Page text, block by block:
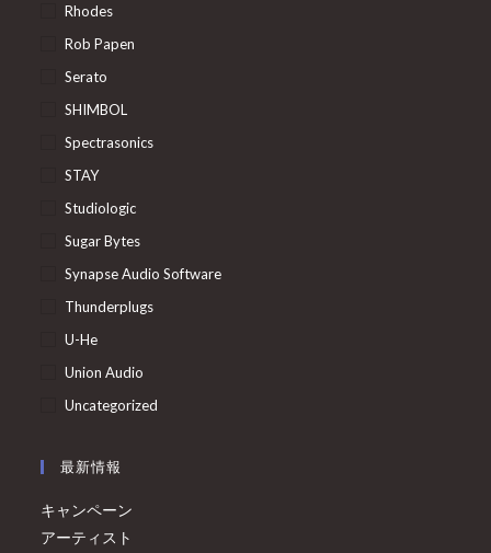
Rhodes
Rob Papen
Serato
SHIMBOL
Spectrasonics
STAY
Studiologic
Sugar Bytes
Synapse Audio Software
Thunderplugs
U-He
Union Audio
Uncategorized
最新情報
キャンペーン
アーティスト